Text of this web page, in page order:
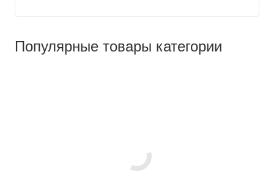
Популярные товары категории